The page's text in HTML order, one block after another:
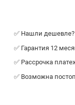
✅ Нашли дешевле?
✅ Гарантия 12
✅ Рассрочка
✅ Возможна